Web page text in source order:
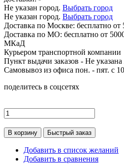
Не указан город. Выбрать город
Не указан город. Выбрать город
Доставка по Москве: бесплатно от
Доставка по МО: бесплатно от
МКаД
Курьером транспортной компании
Пункт выдачи заказов - Не
Самовывоз из офиса пон. - пят. с
поделитесь в соцсетях
В корзину Быстрый заказ
Добавить в список желаний
Добавить в сравнения